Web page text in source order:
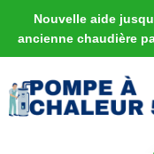
Nouvelle aide
ancienne chaudière